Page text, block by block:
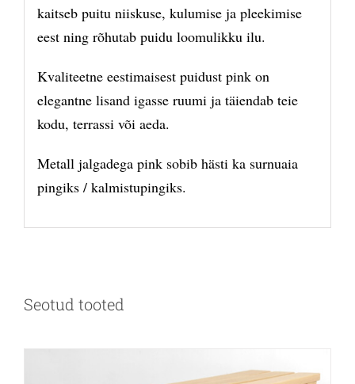
kaitseb puitu niiskuse, kulumise ja pleekimise
eest ning rõhutab puidu loomulikku ilu.
Kvaliteetne eestimaisest puidust pink on
elegantne lisand igasse ruumi ja täiendab teie
kodu, terrassi või aeda.
Metall jalgadega pink sobib hästi ka surnuaia
pingiks / kalmistupingiks.
Seotud tooted